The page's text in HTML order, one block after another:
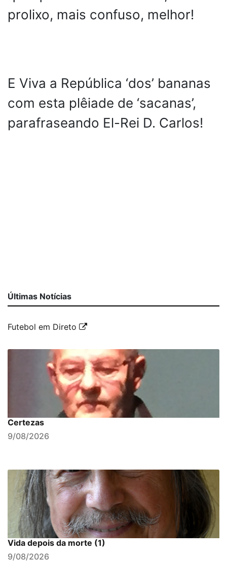
prolixo, mais confuso, melhor!
E Viva a República ‘dos’ bananas
com esta plêiade de ‘sacanas’,
parafraseando El-Rei D. Carlos!
Últimas Notícias
Futebol em Direto
Certezas
9/08/2026
Vida depois da morte (1)
9/08/2026